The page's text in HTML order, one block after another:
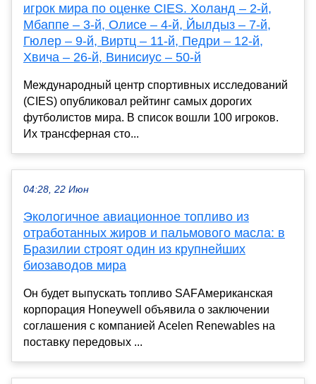
игрок мира по оценке CIES. Холанд – 2-й,
Мбаппе – 3-й, Олисе – 4-й, Йылдыз – 7-й,
Гюлер – 9-й, Виртц – 11-й, Педри – 12-й,
Хвича – 26-й, Винисиус – 50-й
Международный центр спортивных исследований
(CIES) опубликовал рейтинг самых дорогих
футболистов мира. В список вошли 100 игроков.
Их трансферная сто...
04:28, 22 Июн
Экологичное авиационное топливо из
отработанных жиров и пальмового масла: в
Бразилии строят один из крупнейших
биозаводов мира
Он будет выпускать топливо SAFАмериканская
корпорация Honeywell объявила о заключении
соглашения с компанией Acelen Renewables на
поставку передовых ...